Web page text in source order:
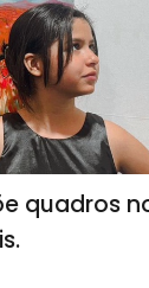
quadros